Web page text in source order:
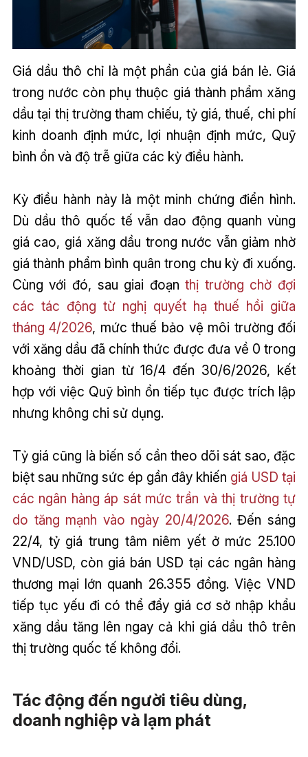
Giá dầu thô chỉ là một phần của giá bán lẻ. Giá
trong nước còn phụ thuộc giá thành phẩm xăng
dầu tại thị trường tham chiếu, tỷ giá, thuế, chi phí
kinh doanh định mức, lợi nhuận định mức, Quỹ
bình ổn và độ trễ giữa các kỳ điều hành.
Kỳ điều hành này là một minh chứng điển hình.
Dù dầu thô quốc tế vẫn dao động quanh vùng
giá cao, giá xăng dầu trong nước vẫn giảm nhờ
giá thành phẩm bình quân trong chu kỳ đi xuống.
Cùng với đó, sau giai đoạnthị trường chờ đợi
các tác động từ nghị quyết hạ thuế hồi giữa
tháng 4/2026, mức thuế bảo vệ môi trường đối
với xăng dầu đã chính thức được đưa về 0 trong
khoảng thời gian từ 16/4 đến 30/6/2026, kết
hợp với việc Quỹ bình ổn tiếp tục được trích lập
nhưng không chi sử dụng.
Tỷ giá cũng là biến số cần theo dõi sát sao, đặc
biệt sau những sức ép gần đây khiến giá USD tại
các ngân hàng áp sát mức trần và thị trường tự
do tăng mạnh vào ngày 20/4/2026. Đến sáng
22/4, tỷ giá trung tâm niêm yết ở mức 25.100
VND/USD, còn giá bán USD tại các ngân hàng
thương mại lớn quanh 26.355 đồng. Việc VND
tiếp tục yếu đi có thể đẩy giá cơ sở nhập khẩu
xăng dầu tăng lên ngay cả khi giá dầu thô trên
thị trường quốc tế không đổi.
Tác động đến người tiêu dùng,
doanh nghiệp và lạm phát